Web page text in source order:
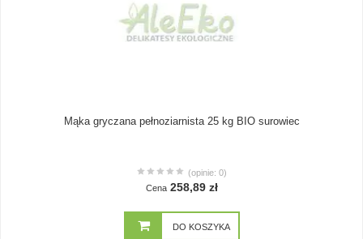
Mąka gryczana pełnoziarnista 25 kg BIO surowiec
(opinie: 0)
Cena 258,89 zł
DO KOSZYKA